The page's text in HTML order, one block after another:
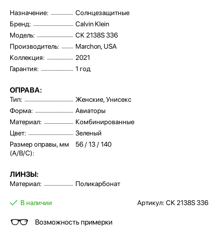
Назначение:
Солнцезащитные
Бренд:
Calvin Klein
Модель:
CK 2138S 336
Производитель:
Marchon, USA
Коллекция:
2021
Гарантия:
1 год
ОПРАВА:
Тип:
Женские, Унисекс
Форма:
Авиаторы
Материал:
Комбинированные
Цвет:
Зеленый
Размер оправы, мм
(A/B/C):
56 / 13 / 140
ЛИНЗЫ:
Материал: Поликарбонат
В наличии Артикул: CK 2138S 336
Возможность примерки